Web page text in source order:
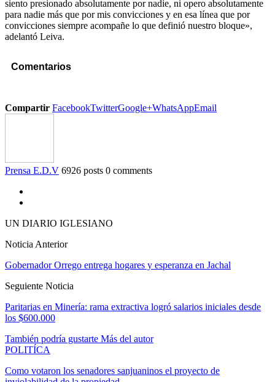
siento presionado absolutamente por nadie, ni opero absolutamente
para nadie más que por mis convicciones y en esa línea que por
convicciones siempre acompañe lo que definió nuestro bloque»,
adelantó Leiva.
Comentarios
Compartir FacebookTwitterGoogle+WhatsAppEmail
Prensa E.D.V 6926 posts 0 comments
UN DIARIO IGLESIANO
Noticia Anterior
Gobernador Orrego entrega hogares y esperanza en Jachal
Seguiente Noticia
Paritarias en Minería: rama extractiva logró salarios iniciales desde
los $600.000
También podría gustarte Más del autor
POLITÍCA
Como votaron los senadores sanjuaninos el proyecto de